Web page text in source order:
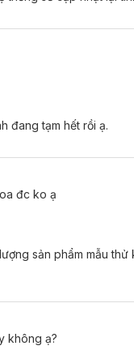
rộ với nốt hương ngọt
và sảng khoái đến
hương hoa mận mang
Fragrance Mist
dầu đậm đặc như
trưng, có thể sử dụng
đang tạm hết rồi ạ.
đc ko ạ
sản phẩm mẫu
không ạ?